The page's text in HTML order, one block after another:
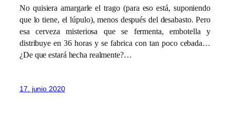
No quisiera amargarle el trago (para eso está, suponiendo
que lo tiene, el lúpulo), menos después del desabasto. Pero
esa cerveza misteriosa que se fermenta, embotella y
distribuye en 36 horas y se fabrica con tan poco cebada…
¿De que estará hecha realmente?…
17. junio 2020